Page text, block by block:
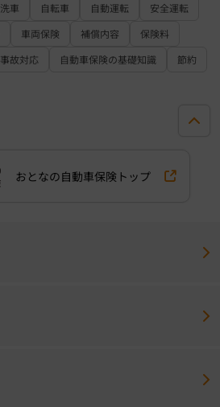
洗車 自転車 自動運転
安全運転
車両保険 補償内容
保険料
事故対応 自動車保険の基礎知識 節約
おとなの自動車保険トップ